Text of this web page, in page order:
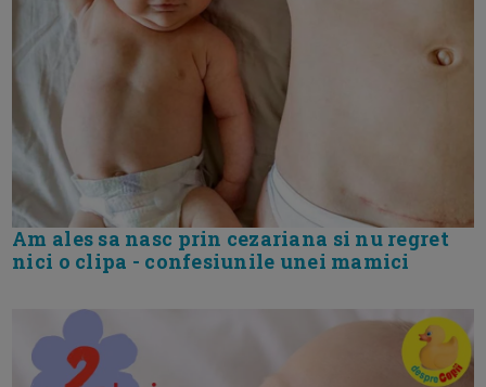
Am ales sa nasc prin cezariana si nu regret
nici o clipa - confesiunile unei mamici